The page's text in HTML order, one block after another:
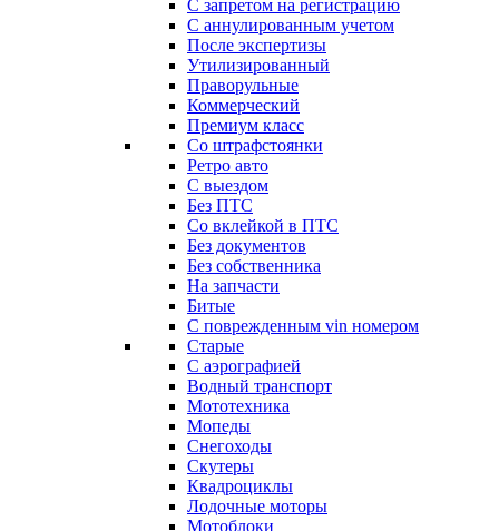
С запретом на регистрацию
С аннулированным учетом
После экспертизы
Утилизированный
Праворульные
Коммерческий
Премиум класс
Со штрафстоянки
Ретро авто
С выездом
Без ПТС
Со вклейкой в ПТС
Без документов
Без собственника
На запчасти
Битые
С поврежденным vin номером
Старые
С аэрографией
Водный транспорт
Мототехника
Мопеды
Снегоходы
Скутеры
Квадроциклы
Лодочные моторы
Мотоблоки